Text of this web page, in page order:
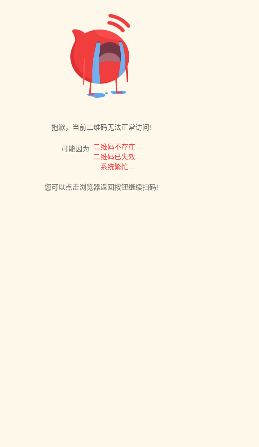
抱歉，当前二维码无法正常访问!
可能因为: 二维码不存在...
二维码已失效...
系统繁忙...
您可以点击浏览器返回按钮继续扫码!